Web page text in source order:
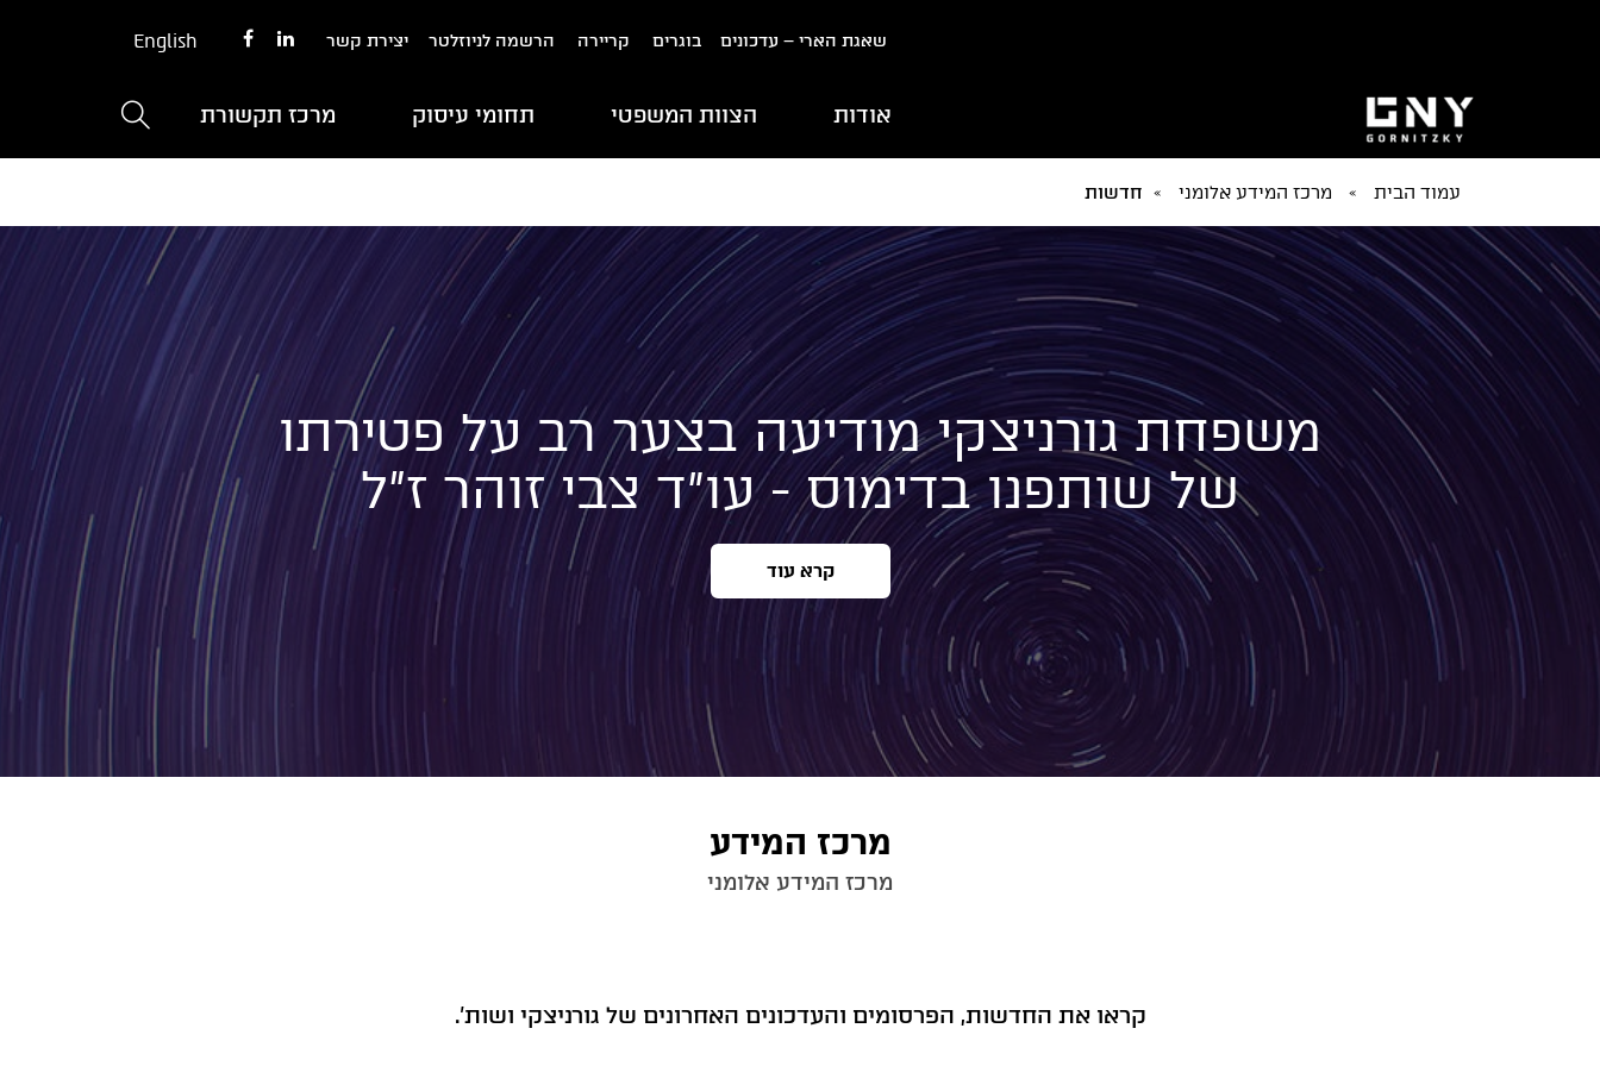
שאגת הארי – עדכונים בוגרים קריירה הרשמה לניוזלטר יצירת קשר English
אודות הצוות המשפטי תחומי עיסוק מרכז תקשורת
עמוד הבית » מרכז המידע אלומני » חדשות
משפחת גורניצקי מודיעה בצער רב על פטירתו
של שותפנו בדימוס - עו״ד צבי זוהר ז”ל
קרא עוד
מרכז המידע
מרכז המידע אלומני
קראו את החדשות, הפרסומים והעדכונים האחרונים של גורניצקי ושות'.